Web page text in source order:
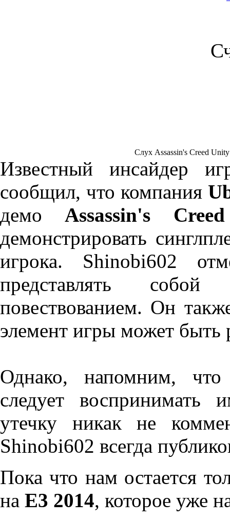
Слух Assassin's Creed
Известный инсайдер
сообщил, что компания
демоAssassin's
демонстрировать
игрока. Shinobi602
представлять
повествованием. Он
элемент игры может быть
Однако, напомним,
следует
утечку никак не
Shinobi602 всегда
Пока что нам остается
на Е3 2014, которое уже